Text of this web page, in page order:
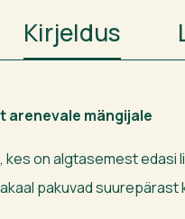
Kirjeldus
arenevale mängijale
on algtasemest
pakuvad